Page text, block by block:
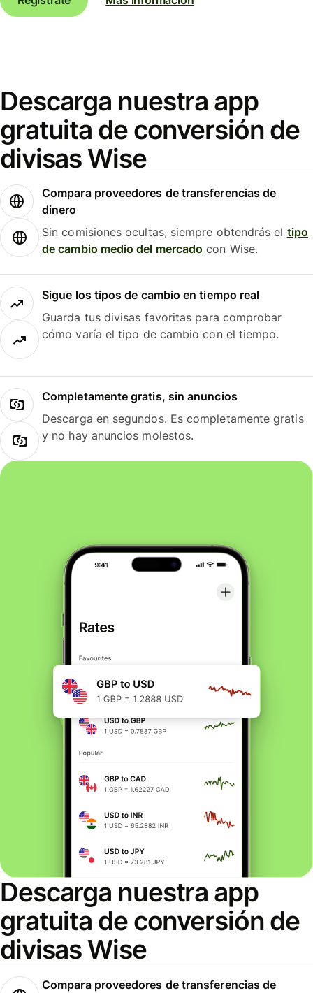
Descarga nuestra app
gratuita de conversión de
divisas Wise
Compara proveedores de transferencias de
dinero
Sin comisiones ocultas, siempre obtendrás el tipo
de cambio medio del mercado con Wise.
Sigue los tipos de cambio en tiempo real
Guarda tus divisas favoritas para comprobar
cómo varía el tipo de cambio con el tiempo.
Completamente gratis, sin anuncios
Descarga en segundos. Es completamente gratis
y no hay anuncios molestos.
Descarga nuestra app
gratuita de conversión de
divisas Wise
Compara proveedores de transferencias de